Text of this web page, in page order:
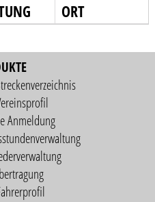
ORT
Anmeldung